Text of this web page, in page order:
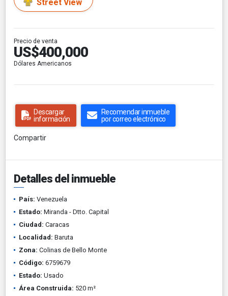
Street View
Precio de venta
US$400,000
Dólares Americanos
Descargar
información
Recomendar inmueble
por correo electrónico
Compartir
Detalles del inmueble
País: Venezuela
Estado: Miranda - Dtto. Capital
Ciudad: Caracas
Localidad: Baruta
Zona: Colinas de Bello Monte
Código: 6759679
Estado: Usado
Área Construida: 520 m²